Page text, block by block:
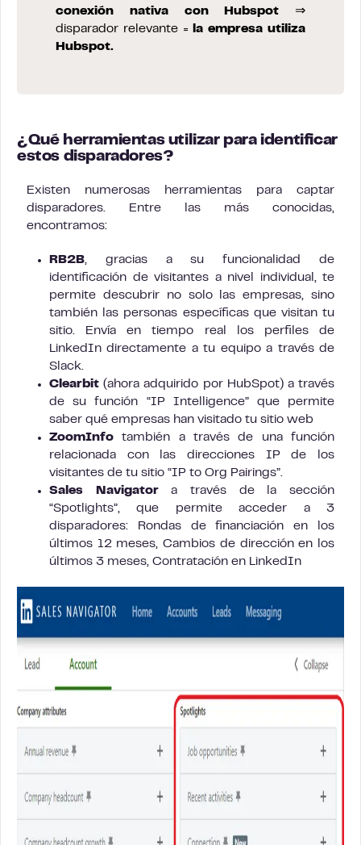
conexión nativa con Hubspot ⇒
disparador relevante =
la empresa utiliza
Hubspot.
¿Qué herramientas utilizar para identificar
estos disparadores?
Existen numerosas herramientas para captar
disparadores. Entre las más conocidas,
encontramos:
RB2B , gracias a su funcionalidad de
identificación de visitantes a nivel individual, te
permite descubrir no solo las empresas, sino
también las personas específicas que visitan tu
sitio. Envía en tiempo real los perfiles de
LinkedIn directamente a tu equipo a través de
Slack.
Clearbit (ahora adquirido por HubSpot) a través
de su función “IP Intelligence” que permite
saber qué empresas han visitado tu sitio web
ZoomInfo también a través de una función
relacionada con las direcciones IP de los
visitantes de tu sitio “IP to Org Pairings”.
Sales Navigatora través de la sección
“Spotlights”, que permite acceder a 3
disparadores: Rondas de financiación en los
últimos 12 meses, Cambios de dirección en los
últimos 3 meses, Contratación en LinkedIn